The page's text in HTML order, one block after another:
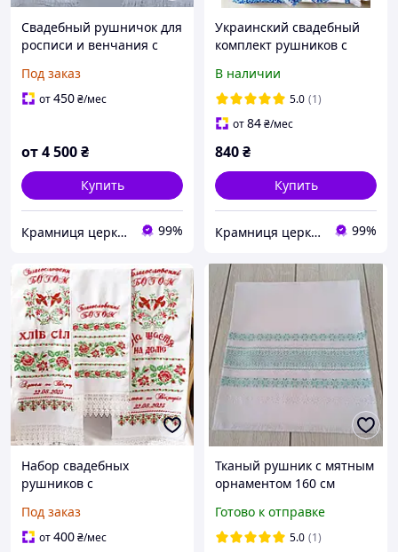
Свадебный рушничок для
росписи и венчания с
Под заказ
от450₴/мес
от4 500₴
Купить
Крамниця церковних виробів «Грааль» 99%
Украинский свадебный
комплект рушников с
орнаментами
В наличии
5.0 (1)
от84₴/мес
840₴
Купить
Крамниця церковних виробів «Грааль» 99%
Набор свадебных
рушников с
орнаментами
Под заказ
от400₴/мес
Тканый рушник с мятным
орнаментом 160 см
Готово к отправке
5.0 (1)